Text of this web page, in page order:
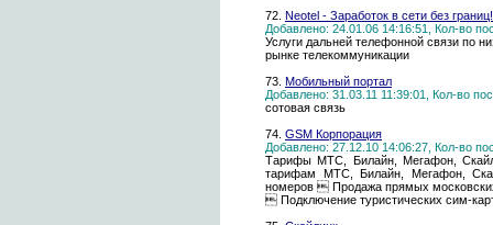
72. Neotel - Заработок в сети без границ!
Добавлено: 24.01.06 14:16:51, Кол-во
Услуги дальней телефонной связи по
рынке телекоммуникации
73. Мобильный портал
Добавлено: 31.03.11 11:39:01, Кол-во
сотовая связь
74. GSM Корпорация
Добавлено: 27.12.10 14:06:27, Кол-во
Тарифы МТС, Билайн, Мегафон,
тарифам МТС, Билайн, Мегафон,
номеров  Продажа прямых
 Подключение туристических сим-